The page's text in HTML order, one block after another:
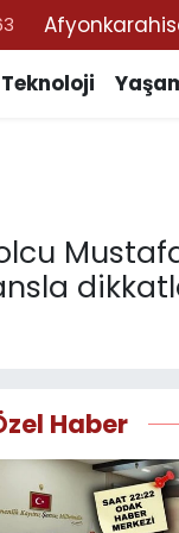
Teknoloji
Haber